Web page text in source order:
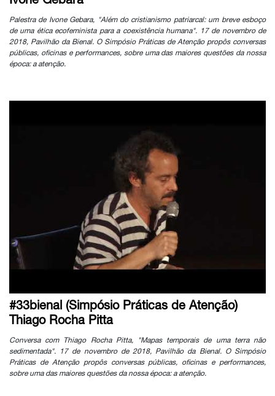
Palestra de Ivone Gebara, "Além do cristianismo patriarcal: um breve esboço
de uma ética ecofeminista para a coexistência humana". 17 de novembro de
2018, Pavilhão da Bienal. O Simpósio Práticas de Atenção propôs conversas
públicas, oficinas e performances, sobre uma das maiores questões da nossa
época: a atenção.
#33bienal (Simpósio Práticas de Atenção)
Thiago Rocha Pitta
Conversa com Thiago Rocha Pitta, "Mapas temporais de uma terra não
sedimentada". 17 de novembro de 2018, Pavilhão da Bienal. O Simpósio
Práticas de Atenção propôs conversas públicas, oficinas e performances,
sobre uma das maiores questões da nossa época: a atenção.